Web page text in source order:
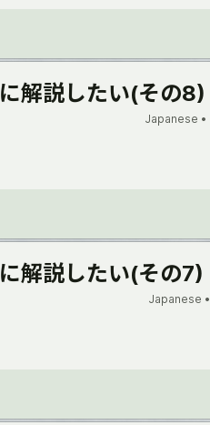
解説したい(その8)
Japanese •
解説したい(その7)
Japanese •